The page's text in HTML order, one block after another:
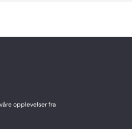
opplevelser fra